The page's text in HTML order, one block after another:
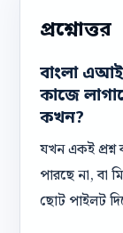
প্রশ্নোত্তর
বাংলা এআই
কাজে
কখন?
যখন একই প্রশ্ন
পারছে না, বা
ছোট পাইলট